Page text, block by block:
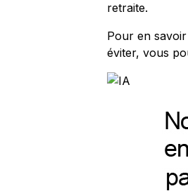
retraite.
Pour en
éviter, vous